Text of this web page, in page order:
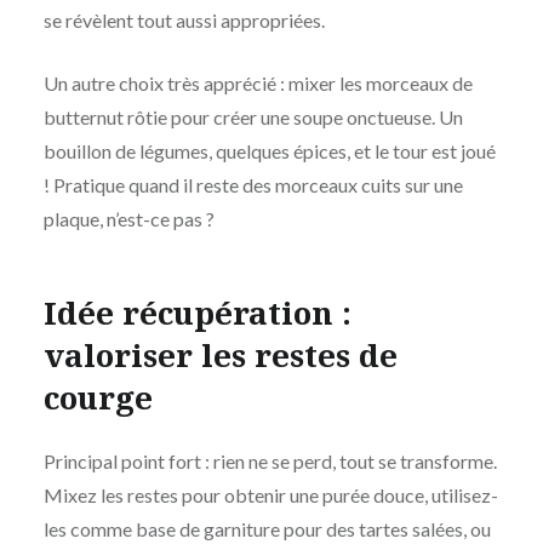
se révèlent tout aussi appropriées.
Un autre choix très apprécié : mixer les morceaux de
butternut rôtie pour créer une soupe onctueuse. Un
bouillon de légumes, quelques épices, et le tour est joué
! Pratique quand il reste des morceaux cuits sur une
plaque, n’est-ce pas ?
Idée récupération :
valoriser les restes de
courge
Principal point fort : rien ne se perd, tout se transforme.
Mixez les restes pour obtenir une purée douce, utilisez-
les comme base de garniture pour des tartes salées, ou